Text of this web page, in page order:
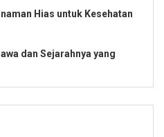
Hias untuk Kesehatan
dan Sejarahnya yang